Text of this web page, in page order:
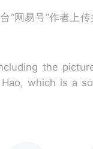
“网易号”作者上
the
which is a